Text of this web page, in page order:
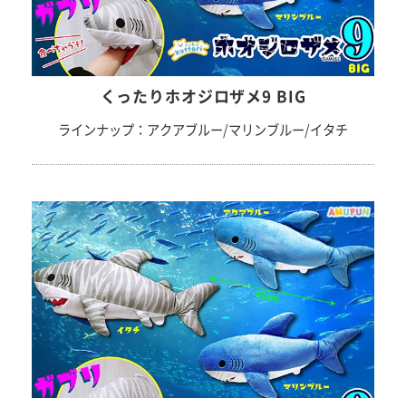
くったりホオジロザメ9 BIG
ラインナップ：アクアブルー/マリンブルー/イタチ